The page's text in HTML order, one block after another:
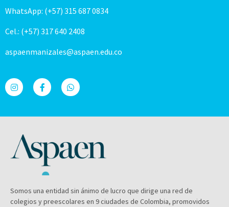
WhatsApp: (+57) 315 687 0834
Cel.: (+57) 317 640 2408
aspaenmanizales@aspaen.edu.co
Somos una entidad sin ánimo de lucro que dirige una red de
colegios y preescolares en 9 ciudades de Colombia, promovidos